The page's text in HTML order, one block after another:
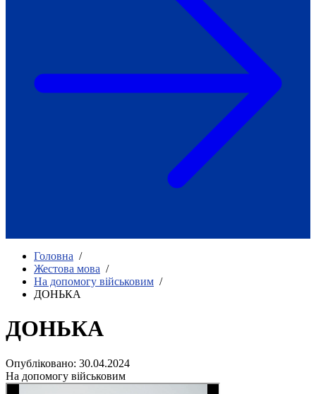
челендж «Україно, ти є!»
Молодіжний челендж «Жестова
мова для мене – це…»
Репортажі спеціальних та
інклюзивних начальних закладів
України
Як приклад стійкості спільноти
Говоримо коротко про наболіле
Міжнародний тиждень глухих людей
Всеукраїнський челендж «Молодь
співає»
жестову мову.
УТОГ»: прийом заявок 2023
Флешмоб «Історії успіхів, які надихають»
Переклад жестовою мовою
Діяльність УТОГ
90 років УТОГ
93 роки УТОГ
Історії та спогади ветеранів УТОГ
Головна /
Жестова мова /
На допомогу військовим /
ДОНЬКА
ДОНЬКА
Опубліковано: 30.04.2024
На допомогу військовим